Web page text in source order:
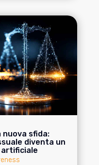
nuova sfida:
diventa un
artificiale